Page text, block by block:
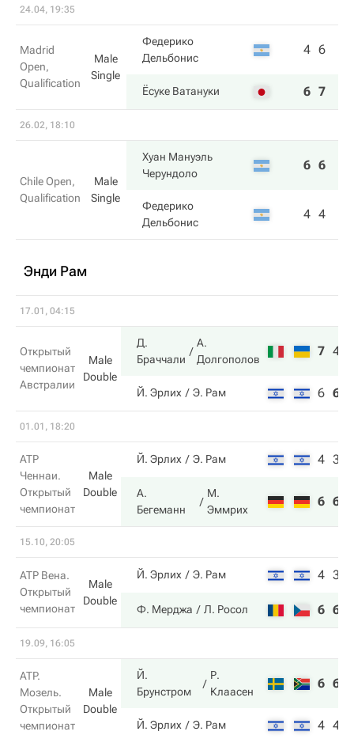
24.04, 19:35
Madrid
Open,
Qualification
Male
Single
Федерико
Дельбонис
4 6
Ёсуке Ватануки 6 7
26.02, 18:10
Chile Open,
Qualification
Male
Single
Хуан Мануэль
Черундоло
6 6
Федерико
Дельбонис
4 4
Энди Рам
17.01, 04:15
Открытый
чемпионат
Австралии
Male
Double
Д.
Браччали
А.
Долгополов
7 4
Й. Эрлих Э. Рам 6 6
01.01, 18:20
ATP
Ченнаи.
Открытый
чемпионат
Male
Double
Й. Эрлих Э. Рам 4 3
А.
Бегеманн
М.
Эммрих
6 6
15.10, 20:05
ATP Вена.
Открытый
чемпионат
Male
Double
Й. Эрлих Э. Рам 4 3
Ф. Мерджа Л. Росол 6 6
19.09, 16:05
ATP.
Мозель.
Открытый
чемпионат
Male
Double
Й.
Брунстром
Р.
Клаасен
6 6
Й. Эрлих Э. Рам 4 4